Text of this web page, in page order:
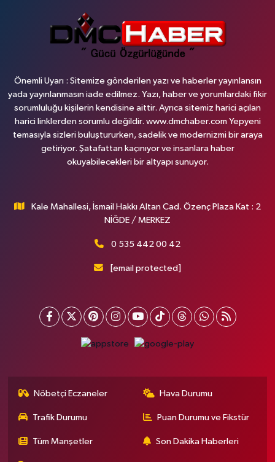
Önemli Uyarı : Sitemize gönderilen yazı ve haberler yayınlansın
yada yayınlanmasın iade edilmez. Yazı, haber ve yorumlardaki fikir
sorumluluğu kişilerin kendisine aittir. Ayrıca sitemiz harici açılan
harici linklerden sorumlu değildir. www.dmchaber.com Yepyeni
temasıyla sizleri buluştururken, sadelik ve modernizmi bir araya
getiriyor. Şatafattan kaçınıyor ve insanlara haber
okuyabilecekleri bir altyapı sunuyor.
Kale Mahallesi, İsmail Hakkı Altan Cad. Özenç Plaza Kat : 2
NİĞDE / MERKEZ
0 535 442 00 42
[email protected]
Nöbetçi Eczaneler Hava Durumu
Trafik Durumu Puan Durumu ve Fikstür
Tüm Manşetler Son Dakika Haberleri